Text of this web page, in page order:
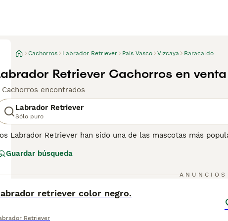
Cachorros Labrador Retriever País Vasco Vizcaya Baracaldo
Retriever Cachorros en venta
Cachorros encontrados
Labrador Retriever
Sólo puro
Labrador Retriever han sido una de las mascotas más
que los hace altamente entrenables. Siendo tan
Guardar búsqueda
ANUNCIOS
retriever color negro.
Retriever